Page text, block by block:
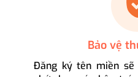
Bảo vệ
Đăng ký tên miền sẽ